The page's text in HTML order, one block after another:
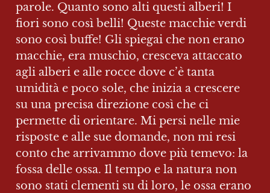
parole. Quanto sono alti questi alberi! I
fiori sono così belli! Queste macchie verdi
sono così buffe! Gli spiegai che non erano
macchie, era muschio, cresceva attaccato
agli alberi e alle rocce dove c’è tanta
umidità e poco sole, che inizia a crescere
su una precisa direzione così che ci
permette di orientare. Mi persi nelle mie
risposte e alle sue domande, non mi resi
conto che arrivammo dove più temevo: la
fossa delle ossa. Il tempo e la natura non
sono stati clementi su di loro, le ossa erano